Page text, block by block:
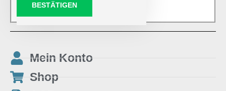
BESTÄTIGEN
Mein Konto
Shop